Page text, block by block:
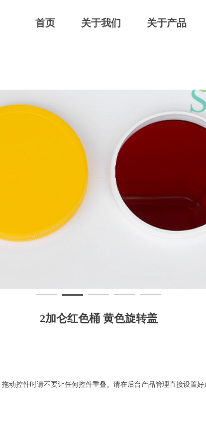
首页 关于我们 关于产品
2加仑红色桶 黄色旋转盖
动控件时请不要让任何控件重叠。请在后台产品管理直接设置